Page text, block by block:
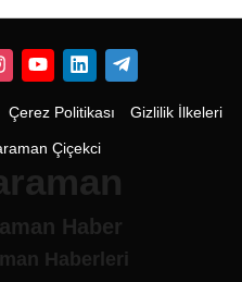
Çerez Politikası Gizlilik İlkeleri
Çiçekci
Haber
Haberleri